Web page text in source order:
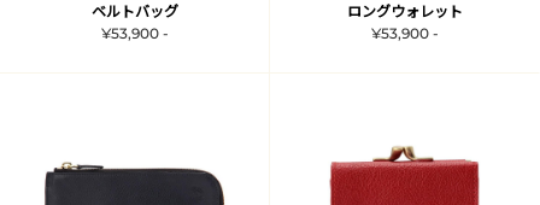
ベルトバッグ
¥53,900 -
ロングウォレット
¥53,900 -